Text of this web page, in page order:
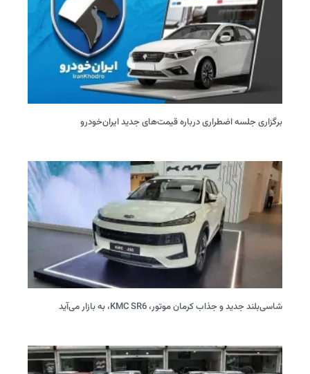
برگزاری جلسه اضطراری درباره قیمت‌های جدید ایران‌خودرو
شاسی‌بلند جدید و جذاب کرمان موتور، KMC SR6، به بازار می‌آید